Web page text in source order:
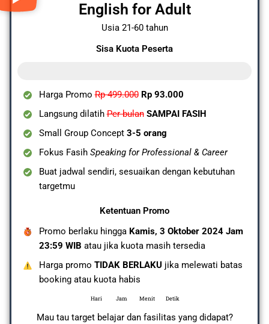
English for Adult
Usia 21-60 tahun
Sisa Kuota Peserta
Harga PromoRp 499.000 Rp 93.000
Langsung dilatihPer bulan SAMPAI FASIH
Small Group Concept 3-5 orang
Fokus Fasih Speaking for Professional & Career
Buat jadwal sendiri, sesuaikan dengan kebutuhan
targetmu
Ketentuan Promo
Promo berlaku hingga Kamis, 3 Oktober 2024 Jam
23:59 WIB atau jika kuota masih tersedia
Harga promo TIDAK BERLAKU jika melewati batas
booking atau kuota habis
Hari Jam Menit Detik
Mau tau target belajar dan fasilitas yang didapat?